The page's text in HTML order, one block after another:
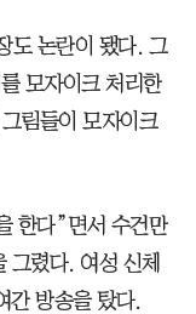
도 논란이 됐다. 그
모자이크 처리한
림들이 모자이크
한다”면서 수건만
그렸다. 여성 신체
간 방송을 탔다.